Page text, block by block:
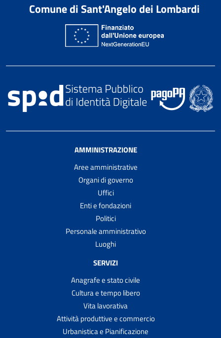
Comune di Sant'Angelo dei Lombardi
AMMINISTRAZIONE
Aree amministrative
Organi di governo
Uffici
Enti e fondazioni
Politici
Personale amministrativo
Luoghi
SERVIZI
Anagrafe e stato civile
Cultura e tempo libero
Vita lavorativa
Attività produttive e commercio
Urbanistica e Pianificazione